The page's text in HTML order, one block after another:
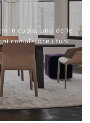
in cuoio, una delle
completare i tuoi